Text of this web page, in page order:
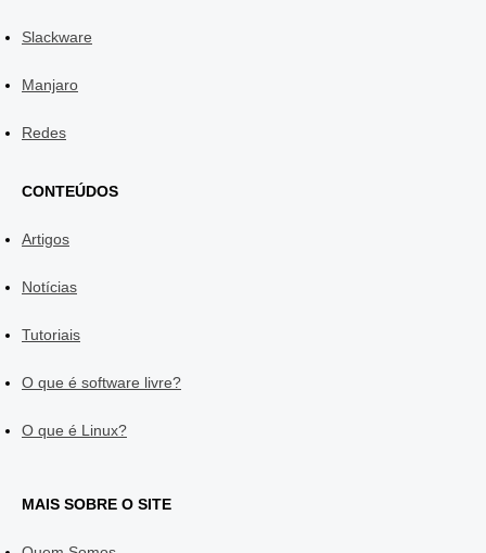
Slackware
Manjaro
Redes
CONTEÚDOS
Artigos
Notícias
Tutoriais
O que é software livre?
O que é Linux?
MAIS SOBRE O SITE